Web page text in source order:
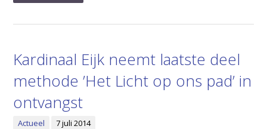
Kardinaal Eijk neemt laatste deel
methode ’Het Licht op ons pad’ in
ontvangst
Actueel 7 juli 2014